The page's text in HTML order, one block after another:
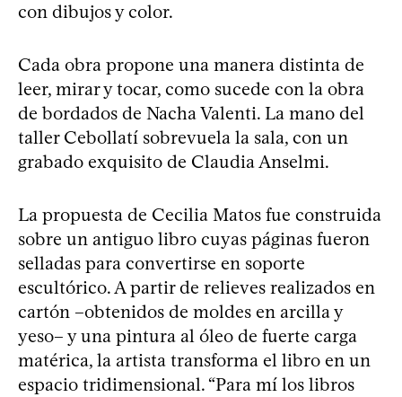
con dibujos y color.
Cada obra propone una manera distinta de
leer, mirar y tocar, como sucede con la obra
de bordados de Nacha Valenti. La mano del
taller Cebollatí sobrevuela la sala, con un
grabado exquisito de Claudia Anselmi.
La propuesta de Cecilia Matos fue construida
sobre un antiguo libro cuyas páginas fueron
selladas para convertirse en soporte
escultórico. A partir de relieves realizados en
cartón –obtenidos de moldes en arcilla y
yeso– y una pintura al óleo de fuerte carga
matérica, la artista transforma el libro en un
espacio tridimensional. “Para mí los libros